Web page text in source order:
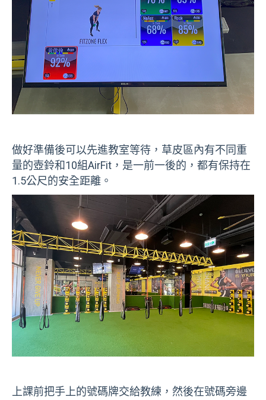
做好準備後可以先進教室等待，草皮區內有不同重
量的壺鈴和10組AirFit，是一前一後的，都有保持在
1.5公尺的安全距離。
上課前把手上的號碼牌交給教練，然後在號碼旁邊